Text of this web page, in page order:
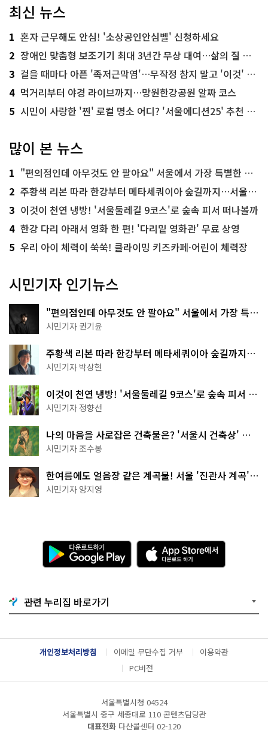
최신 뉴스
1 혼자 근무해도 안심! '소상공인안심벨' 신청하세요
2 장애인 맞춤형 보조기기 최대 3년간 무상 대여…삶의 질 높인다
3 걸을 때마다 아픈 '족저근막염'…무작정 참지 말고 '이것' 해보세요!
4 먹거리부터 야경 라이브까지…망원한강공원 알짜 코스
5 시민이 사랑한 '찐' 로컬 명소 어디? '서울에디션25' 추천 코스
많이 본 뉴스
1 "편의점인데 아무것도 안 팔아요" 서울에서 가장 특별한 편의점의 정체
2 주황색 리본 따라 한강부터 메타세쿼이아 숲길까지…서울둘레길 15코스
3 이것이 천연 냉방! '서울둘레길 9코스'로 숲속 피서 떠나볼까
4 한강 다리 아래서 영화 한 편! '다리밑 영화관' 무료 상영
5 우리 아이 체력이 쑥쑥! 클라이밍 키즈카페·어린이 체력장
시민기자 인기뉴스
"편의점인데 아무것도 안 팔아요" 서울에서 가장 특별
한 편의점의 정체
시민기자 권기윤
주황색 리본 따라 한강부터 메타세쿼이아 숲길까지…
서울둘레길 15코스
시민기자 박상현
이것이 천연 냉방! '서울둘레길 9코스'로 숲속 피서 떠
나볼까
시민기자 정향선
나의 마음을 사로잡은 건축물은? '서울시 건축상' 수
상작 공개!
시민기자 조수봉
한여름에도 얼음장 같은 계곡물! 서울 '진관사 계곡'이
천국이네~
시민기자 양지영
다
운
로
기
G
o
g
l
e
A
p
p
e
서
다
운
관련 누리집 바로가기
개인정보처리방침 이메일 무단수집 거부
이용약관
PC버전
서울특별시청 04524
서울특별시 중구 세종대로 110 콘텐츠담당관
대표전화 다산콜센터 02-120